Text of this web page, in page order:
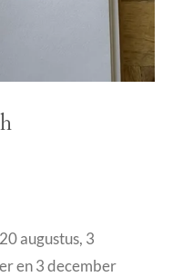
augustus, 3
en 3 december